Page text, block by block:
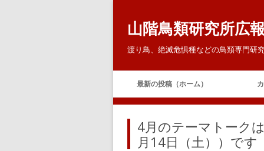
山階鳥類研究所広
渡り鳥、絶滅危惧種などの鳥類専門研
最新の投稿（ホーム）
4月のテーマトーク
月14日（土））です